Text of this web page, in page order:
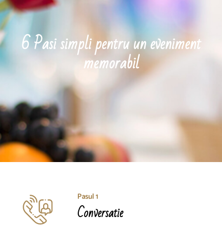
6 Pasi simpli pentru un eveniment
memorabil
Pasul 1
Conversatie